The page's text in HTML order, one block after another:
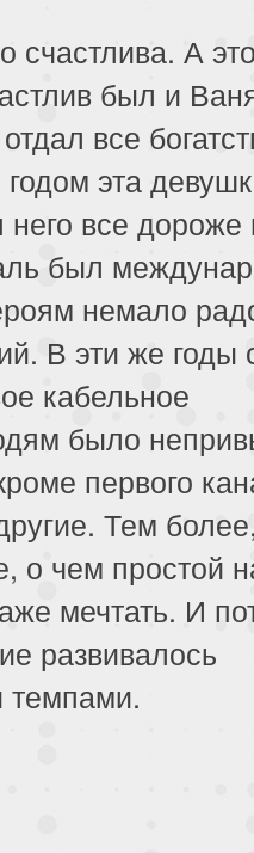
счастлива. А
был и
все
эта
него все дороже
был
немало
В эти же годы
кабельное
было
первого
Тем
о чем простой
мечтать. И
развивалось
темпами.